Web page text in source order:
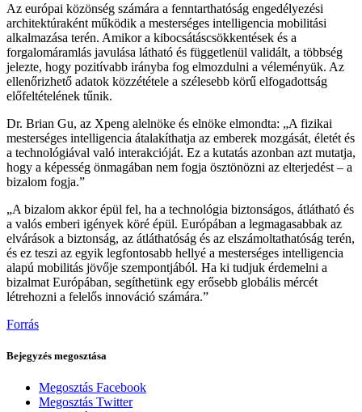
Az európai közönség számára a fenntarthatóság engedélyezési
architektúraként működik a mesterséges intelligencia mobilitási
alkalmazása terén. Amikor a kibocsátáscsökkentések és a
forgalomáramlás javulása látható és függetlenül validált, a többség
jelezte, hogy pozitívabb irányba fog elmozdulni a véleményük. Az
ellenőrizhető adatok közzététele a szélesebb körű elfogadottság
előfeltételének tűnik.
Dr. Brian Gu, az Xpeng alelnöke és elnöke elmondta: „A fizikai
mesterséges intelligencia átalakíthatja az emberek mozgását, életét és
a technológiával való interakcióját. Ez a kutatás azonban azt mutatja,
hogy a képesség önmagában nem fogja ösztönözni az elterjedést – a
bizalom fogja.”
„A bizalom akkor épül fel, ha a technológia biztonságos, átlátható és
a valós emberi igények köré épül. Európában a legmagasabbak az
elvárások a biztonság, az átláthatóság és az elszámoltathatóság terén,
és ez teszi az egyik legfontosabb hellyé a mesterséges intelligencia
alapú mobilitás jövője szempontjából. Ha ki tudjuk érdemelni a
bizalmat Európában, segíthetünk egy erősebb globális mércét
létrehozni a felelős innováció számára.”
Forrás
Bejegyzés megosztása
Megosztás Facebook
Megosztás Twitter